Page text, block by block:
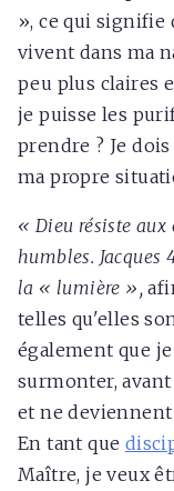
», ce qui signifie
vivent dans ma
peu plus claires
je puisse les
prendre ? Je
ma propre
« Dieu résiste
humbles. Jacques
la « lumière »,
telles qu'elles
également que
surmonter,
et ne
En tant que
Maître, je veux